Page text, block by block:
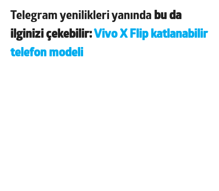
Telegram yenilikleri yanında bu da
ilginizi çekebilir: Vivo X Flip katlanabilir
telefon modeli